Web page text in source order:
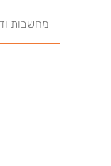
מחשבות